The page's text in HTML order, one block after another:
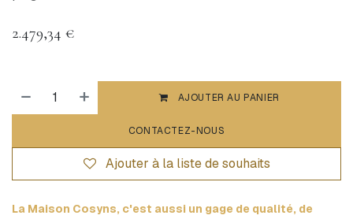
2.479,34 €
AJOUTER AU PANIER
CONTACTEZ-NOUS
Ajouter à la liste de souhaits
La Maison Cosyns, c'est aussi un gage de qualité, de